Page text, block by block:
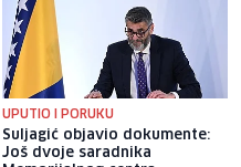
UPUTIO I PORUKU
Suljagić objavio dokumente:
Još dvoje saradnika